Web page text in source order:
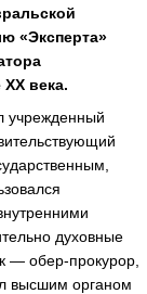
«Эксперта»
века.
учрежденный
духовные
— обер-прокурор,
высшим органом